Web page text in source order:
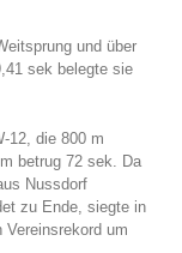
und über
sek belegte sie
12, die 800 m
betrug 72 sek. Da
Nussdorf
zu Ende, siegte in
um